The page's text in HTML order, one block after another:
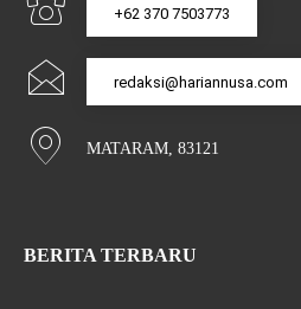
+62 370 7503773
redaksi@hariannusa.com
MATARAM, 83121
BERITA TERBARU